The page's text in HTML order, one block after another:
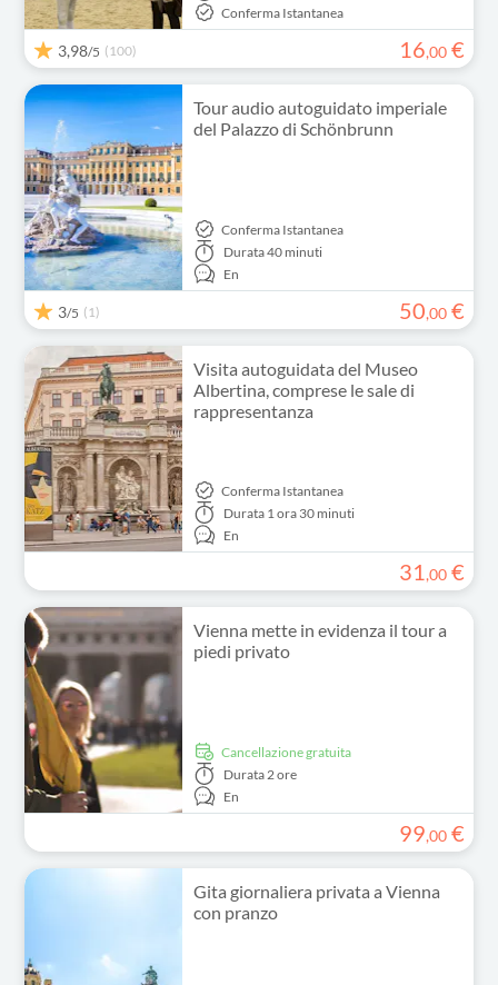
Conferma Istantanea
3,98/5 (100) 16,00 €
Tour audio autoguidato imperiale
del Palazzo di Schönbrunn
Conferma Istantanea
Durata40 minuti
En
3/5 (1) 50,00 €
Visita autoguidata del Museo
Albertina, comprese le sale di
rappresentanza
Conferma Istantanea
Durata 1 ora 30 minuti
En
31,00 €
Vienna mette in evidenza il tour a
piedi privato
Cancellazione gratuita
Durata 2 ore
En
99,00 €
Gita giornaliera privata a Vienna
con pranzo